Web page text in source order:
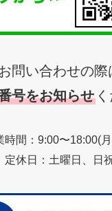
お問い合わせの際
号をお知らせ
時間：9:00〜18:00(
定休日：土曜日、日